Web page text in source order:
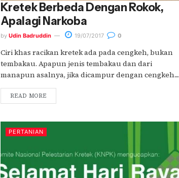
Kretek Berbeda Dengan Rokok,
Apalagi Narkoba
by Udin Badruddin 19/07/2017 0
Ciri khas racikan kretek ada pada cengkeh, bukan
tembakau. Apapun jenis tembakau dan dari
manapun asalnya, jika dicampur dengan cengkeh....
READ MORE
PERTANIAN